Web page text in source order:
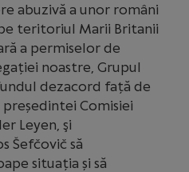
abuzivă a unor români
teritoriul Marii Britanii
a permiselor de
noastre, Grupul
dezacord față de
Comisiei
Leyen, şi
Šefčovič să
situația și să